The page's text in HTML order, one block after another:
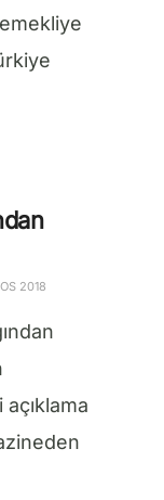
2018